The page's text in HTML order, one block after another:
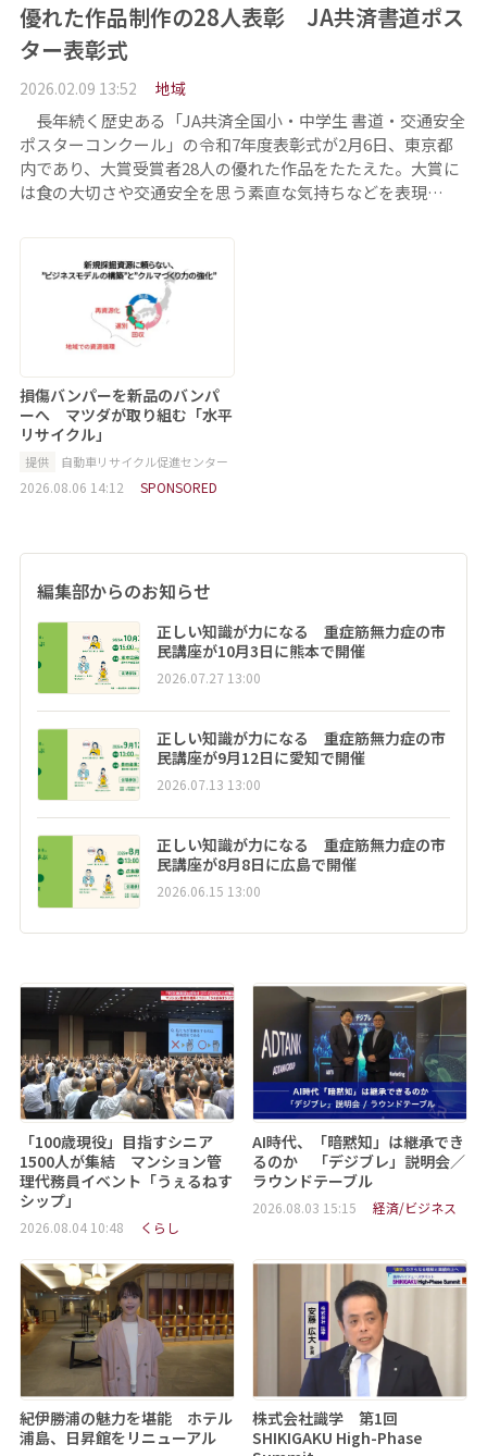
優れた作品制作の28人表彰 JA共済書道ポス
ター表彰式
2026.02.09 13:52 地域
長年続く歴史ある「JA共済全国小・中学生 書道・交通安全
ポスターコンクール」の令和7年度表彰式が2月6日、東京都
内であり、大賞受賞者28人の優れた作品をたたえた。大賞に
は食の大切さや交通安全を思う素直な気持ちなどを表現…
損傷バンパーを新品のバンパ
ーへ マツダが取り組む「水平
リサイクル」
提供 自動車リサイクル促進センター
2026.08.06 14:12 SPONSORED
編集部からのお知らせ
正しい知識が力になる 重症筋無力症の市
民講座が10月3日に熊本で開催
2026.07.27 13:00
正しい知識が力になる 重症筋無力症の市
民講座が9月12日に愛知で開催
2026.07.13 13:00
正しい知識が力になる 重症筋無力症の市
民講座が8月8日に広島で開催
2026.06.15 13:00
「100歳現役」目指すシニア
1500人が集結 マンション管
理代務員イベント「うぇるねす
シップ」
2026.08.04 10:48 くらし
AI時代、「暗黙知」は継承でき
るのか 「デジブレ」説明会／
ラウンドテーブル
2026.08.03 15:15 経済/ビジネス
紀伊勝浦の魅力を堪能 ホテル
浦島、日昇館をリニューアル
株式会社識学 第1回
SHIKIGAKU High-Phase